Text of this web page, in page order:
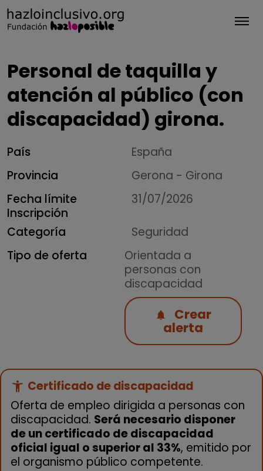
Personal de taquilla y
atención al público (con
discapacidad) girona.
País
España
Provincia
Gerona - Girona
Fecha límite
Inscripción
31/07/2026
Categoría
Seguridad
Tipo de oferta
Orientada a
personas con
discapacidad
alerta
accessibility_new Certificado de discapacidad
Oferta de empleo dirigida a personas con
discapacidad. Será necesario disponer
de un certificado de discapacidad
oficial igual o superior al 33%, emitido por
el organismo público competente.